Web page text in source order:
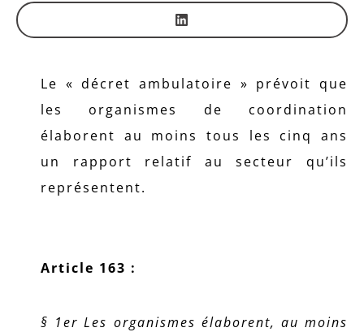
Le « décret ambulatoire » prévoit que
les organismes de coordination
élaborent au moins tous les cinq ans
un rapport relatif au secteur qu’ils
représentent.
Article 163 :
§ 1er Les organismes élaborent, au moins